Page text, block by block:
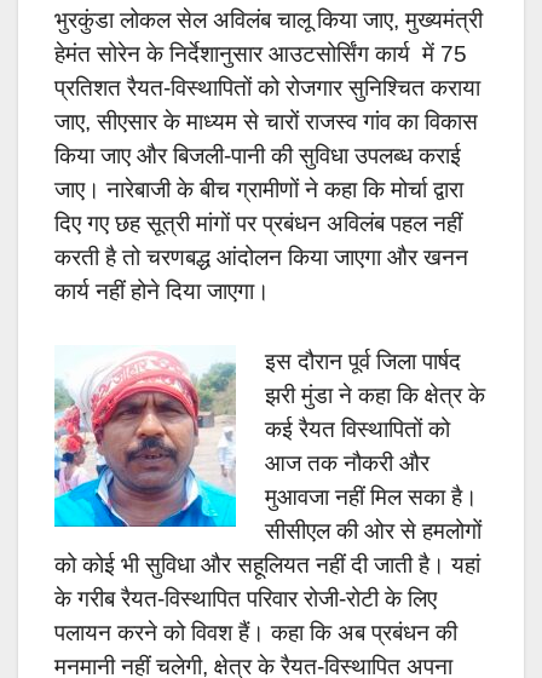
भुरकुंडा लोकल सेल अविलंब चालू किया जाए, मुख्यमंत्री
हेमंत सोरेन के निर्देशानुसार आउटसोर्सिंग कार्य में 75
प्रतिशत रैयत-विस्थापितों को रोजगार सुनिश्चित कराया
जाए, सीएसार के माध्यम से चारों राजस्व गांव का विकास
किया जाए और बिजली-पानी की सुविधा उपलब्ध कराई
जाए। नारेबाजी के बीच ग्रामीणों ने कहा कि मोर्चा द्वारा
दिए गए छह सूत्री मांगों पर प्रबंधन अविलंब पहल नहीं
करती है तो चरणबद्ध आंदोलन किया जाएगा और खनन
कार्य नहीं होने दिया जाएगा।
इस दौरान पूर्व जिला पार्षद
झरी मुंडा ने कहा कि क्षेत्र के
कई रैयत विस्थापितों को
आज तक नौकरी और
मुआवजा नहीं मिल सका है।
सीसीएल की ओर से हमलोगों
को कोई भी सुविधा और सहूलियत नहीं दी जाती है। यहां
के गरीब रैयत-विस्थापित परिवार रोजी-रोटी के लिए
पलायन करने को विवश हैं। कहा कि अब प्रबंधन की
मनमानी नहीं चलेगी, क्षेत्र के रैयत-विस्थापित अपना